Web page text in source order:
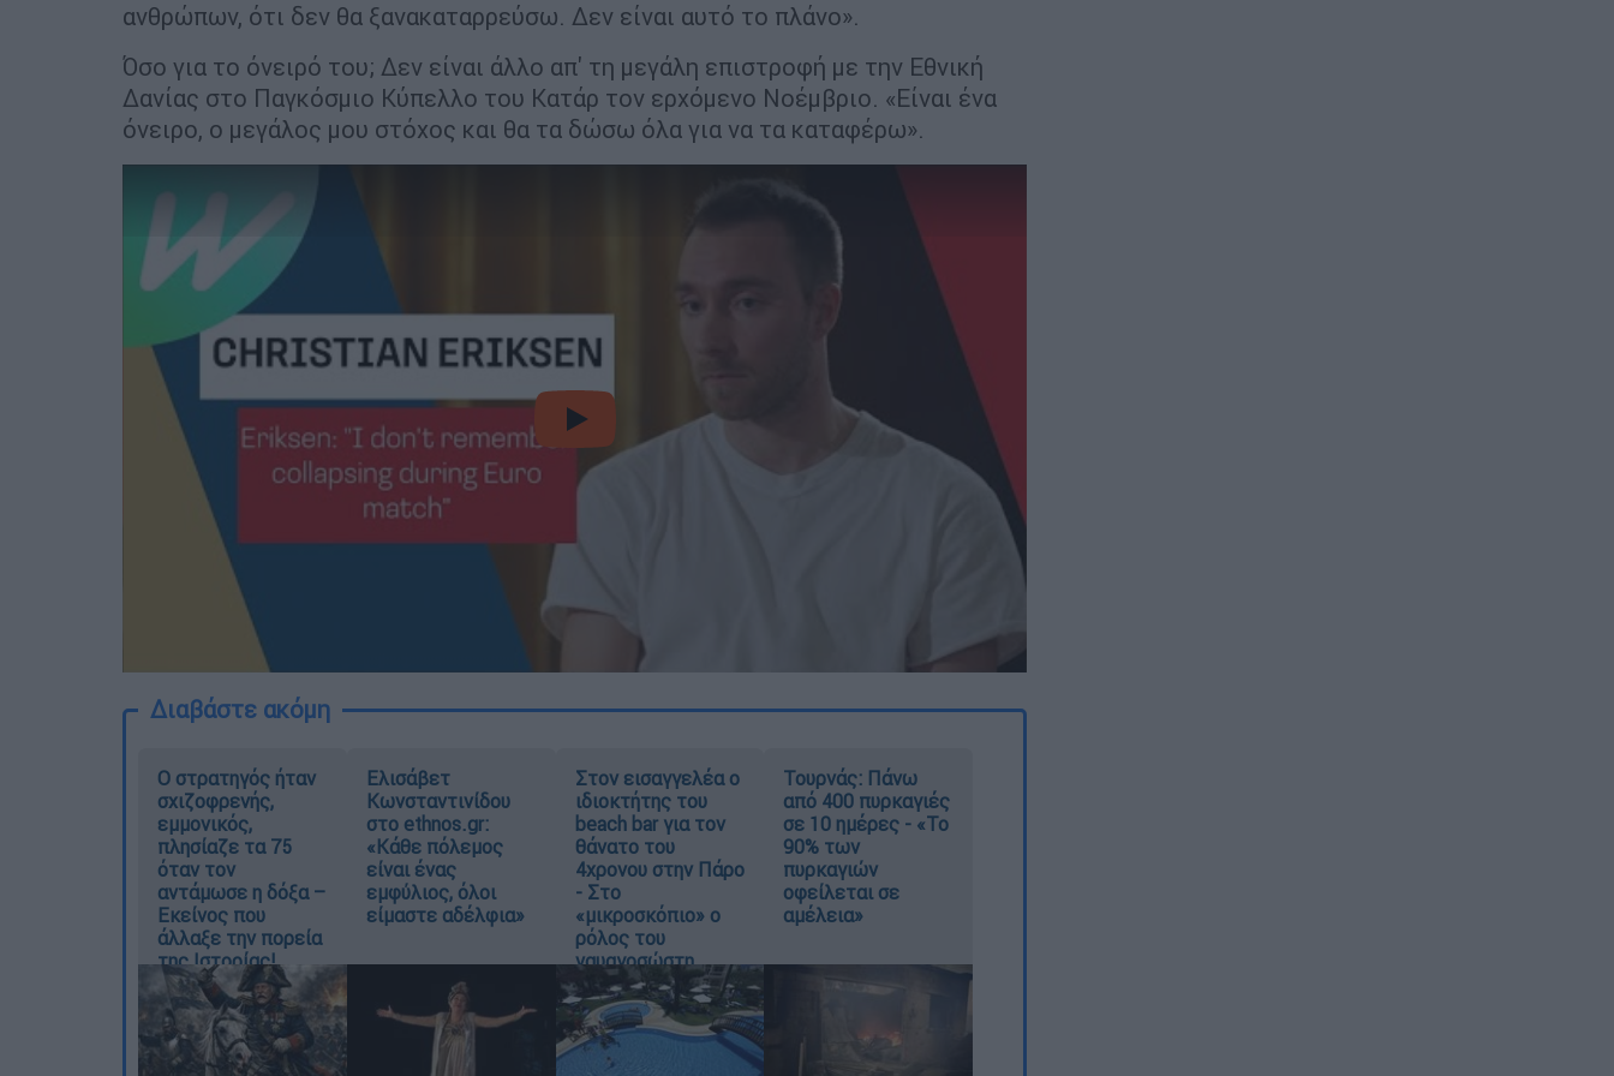
ανθρώπων, ότι δεν θα ξανακαταρρεύσω. Δεν είναι αυτό το πλάνο».
Όσο για το όνειρό του; Δεν είναι άλλο απ' τη μεγάλη επιστροφή με την Εθνική
Δανίας στο Παγκόσμιο Κύπελλο του Κατάρ τον ερχόμενο Νοέμβριο. «Είναι ένα
όνειρο, ο μεγάλος μου στόχος και θα τα δώσω όλα για να τα καταφέρω».
video
Διαβάστε ακόμη
O στρατηγός ήταν
σχιζοφρενής,
εμμονικός,
πλησίαζε τα 75
όταν τον
αντάμωσε η δόξα –
Εκείνος που
άλλαξε την πορεία
της Ιστορίας!
Ελισάβετ
Κωνσταντινίδου
στο ethnos.gr:
«Κάθε πόλεμος
είναι ένας
εμφύλιος, όλοι
είμαστε αδέλφια»
Στον εισαγγελέα ο
ιδιοκτήτης του
beach bar για τον
θάνατο του
4χρονου στην Πάρο
- Στο
«μικροσκόπιο» ο
ρόλος του
ναυαγοσώστη
Τουρνάς: Πάνω
από 400 πυρκαγιές
σε 10 ημέρες - «Το
90% των
πυρκαγιών
οφείλεται σε
αμέλεια»